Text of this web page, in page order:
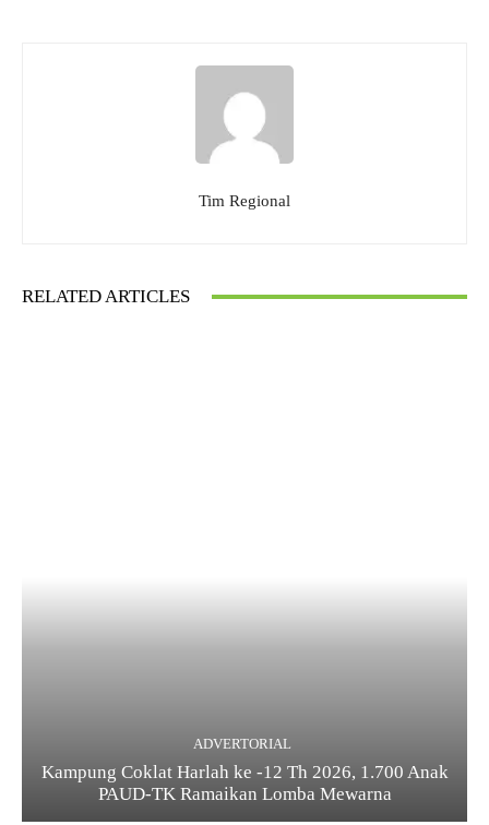
Tim Regional
RELATED ARTICLES
ADVERTORIAL
Kampung Coklat Harlah ke -12 Th 2026, 1.700 Anak
PAUD-TK Ramaikan Lomba Mewarna